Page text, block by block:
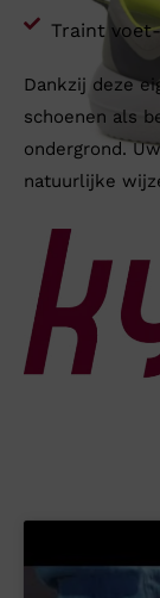
Traint
Dankzij deze
schoenen als
ondergrond.
natuurlijke